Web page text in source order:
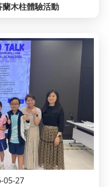
蘭木柱體驗活動
05-27